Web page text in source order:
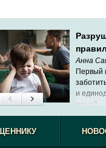
Анна
Первый
и
женой.